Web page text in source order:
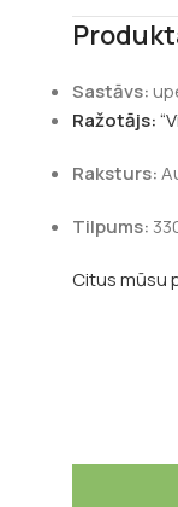
Sastāvs:
Ražotājs:
Raksturs:
Tilpums:
Citus mūsu